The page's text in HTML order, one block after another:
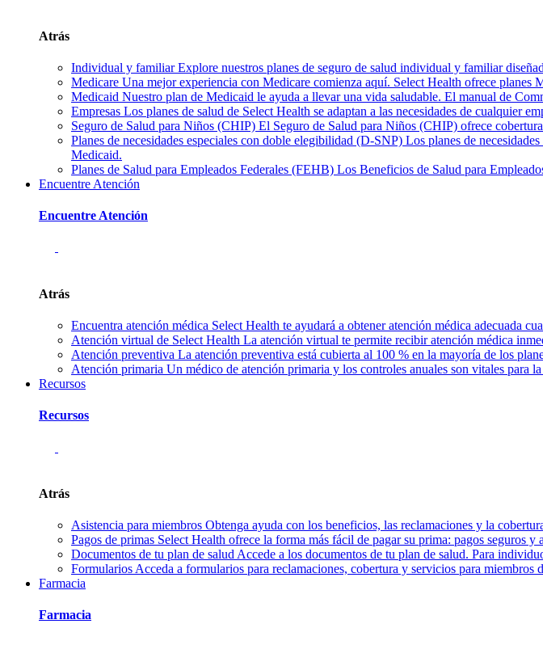
Atrás
Individual y familiar Explore nuestros planes de seguro de salud individual y familiar
Medicare Una mejor experiencia con Medicare comienza aquí. Select Health ofrece
Medicaid Nuestro plan de Medicaid le ayuda a llevar una vida saludable. El manual de
Empresas Los planes de salud de Select Health se adaptan a las necesidades de cualquier
Seguro de Salud para Niños (CHIP) El Seguro de Salud para Niños (CHIP) ofrece
Planes de necesidades especiales con doble elegibilidad (D-SNP) Los planes de
Medicaid.
Planes de Salud para Empleados Federales (FEHB) Los Beneficios de Salud para
Encuentre Atención
Encuentre Atención
Atrás
Encuentra atención médica Select Health te ayudará a obtener atención médica adecuada
Atención virtual de Select Health La atención virtual te permite recibir atención médica
Atención preventiva La atención preventiva está cubierta al 100 % en la mayoría de los
Atención primaria Un médico de atención primaria y los controles anuales son vitales para
Recursos
Recursos
Atrás
Asistencia para miembros Obtenga ayuda con los beneficios, las reclamaciones y la
Pagos de primas Select Health ofrece la forma más fácil de pagar su prima: pagos seguros
Documentos de tu plan de salud Accede a los documentos de tu plan de salud. Para
Formularios Acceda a formularios para reclamaciones, cobertura y servicios para miembros
Farmacia
Farmacia